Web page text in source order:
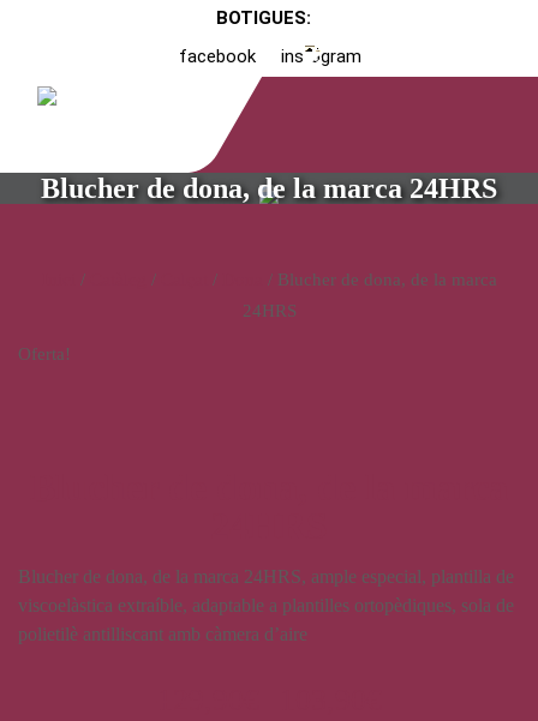
BOTIGUES:
facebook
instagram
Blucher de dona, de la marca 24HRS
/ / /
/ Blucher de dona, de la marca
24HRS
Oferta!
Blucher de dona, de la marca 24HRS, ample especial, plantilla de
viscoelàstica extraíble, adaptable a plantilles ortopèdiques, sola de
polietilè antilliscant amb càmera d’aire